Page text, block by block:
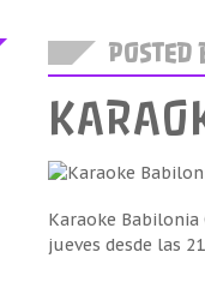
Karaoke
jueves desde las